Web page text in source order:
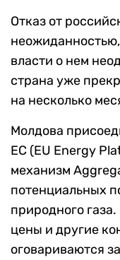
Отказ от
власти о нем
страна уже
на несколько
Молдова
ЕС (EU Energy
механизм
потенциальных
природного
цены и другие
оговариваются